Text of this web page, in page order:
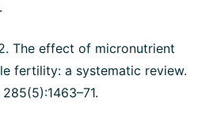
The effect of micronutrient
fertility: a systematic review.